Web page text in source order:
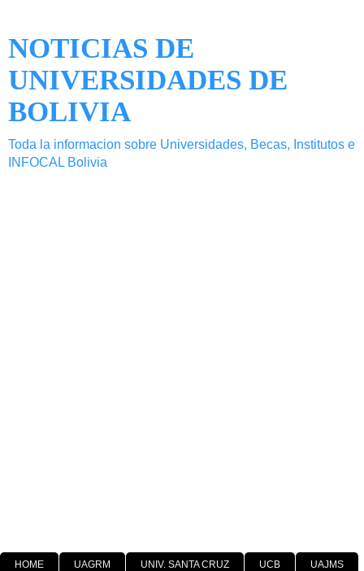
NOTICIAS DE
UNIVERSIDADES DE
BOLIVIA
Toda la informacion sobre Universidades, Becas, Institutos e
INFOCAL Bolivia
HOME UAGRM UNIV. SANTA CRUZ UCB UAJMS